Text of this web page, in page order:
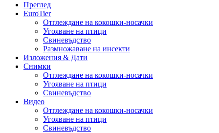
Преглед
EuroTier
Отглеждане на кокошки-носачки
Угояване на птици
Свиневъдство
Размножаване на инсекти
Изложения & Дати
Снимки
Отглеждане на кокошки-носачки
Угояване на птици
Свиневъдство
Видео
Отглеждане на кокошки-носачки
Угояване на птици
Свиневъдство